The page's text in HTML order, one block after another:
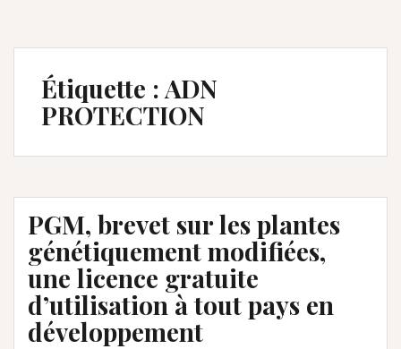
Étiquette :ADN
PROTECTION
PGM, brevet sur les plantes
génétiquement modifiées,
une licence gratuite
d’utilisation à tout pays en
développement